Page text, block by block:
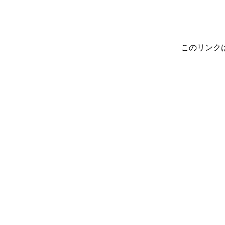
このリンク